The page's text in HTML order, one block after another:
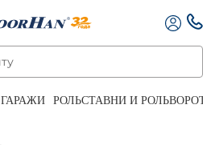
ГАРАЖИ РОЛЬСТАВНИ И РОЛЬВОРОТА